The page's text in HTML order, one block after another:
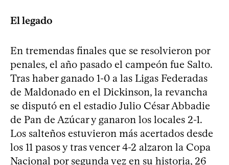
El legado
En tremendas finales que se resolvieron por
penales, el año pasado el campeón fue Salto.
Tras haber ganado 1-0 a las Ligas Federadas
de Maldonado en el Dickinson, la revancha
se disputó en el estadio Julio César Abbadie
de Pan de Azúcar y ganaron los locales 2-1.
Los salteños estuvieron más acertados desde
los 11 pasos y tras vencer 4-2 alzaron la Copa
Nacional por segunda vez en su historia, 26